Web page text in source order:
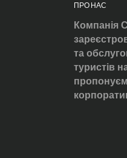
ПРО НАС
Компанія
та
туристів